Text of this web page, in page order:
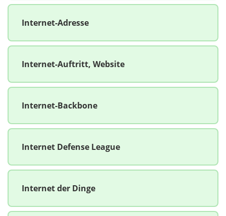
Internet-Adresse
Internet-Auftritt, Website
Internet-Backbone
Internet Defense League
Internet der Dinge